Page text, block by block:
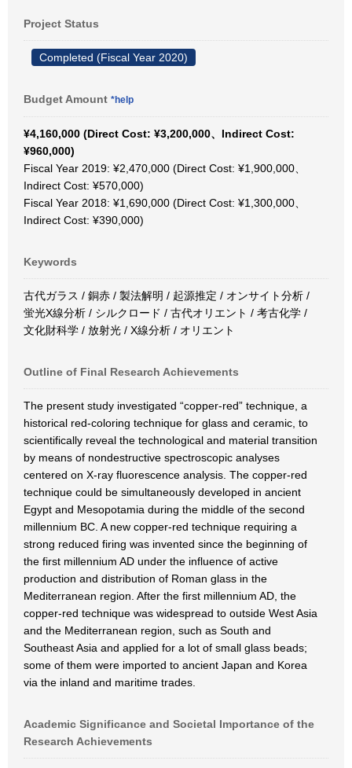
Project Status
Completed (Fiscal Year 2020)
Budget Amount *help
¥4,160,000 (Direct Cost: ¥3,200,000、Indirect Cost:
¥960,000)
Fiscal Year 2019: ¥2,470,000 (Direct Cost: ¥1,900,000、
Indirect Cost: ¥570,000)
Fiscal Year 2018: ¥1,690,000 (Direct Cost: ¥1,300,000、
Indirect Cost: ¥390,000)
Keywords
古代ガラス / 銅赤 / 製法解明 / 起源推定 / オンサイト分析 /
蛍光X線分析 / シルクロード / 古代オリエント / 考古化学 /
文化財科学 / 放射光 / X線分析 / オリエント
Outline of Final Research Achievements
The present study investigated “copper-red” technique, a
historical red-coloring technique for glass and ceramic, to
scientifically reveal the technological and material transition
by means of nondestructive spectroscopic analyses
centered on X-ray fluorescence analysis. The copper-red
technique could be simultaneously developed in ancient
Egypt and Mesopotamia during the middle of the second
millennium BC. A new copper-red technique requiring a
strong reduced firing was invented since the beginning of
the first millennium AD under the influence of active
production and distribution of Roman glass in the
Mediterranean region. After the first millennium AD, the
copper-red technique was widespread to outside West Asia
and the Mediterranean region, such as South and
Southeast Asia and applied for a lot of small glass beads;
some of them were imported to ancient Japan and Korea
via the inland and maritime trades.
Academic Significance and Societal Importance of the
Research Achievements